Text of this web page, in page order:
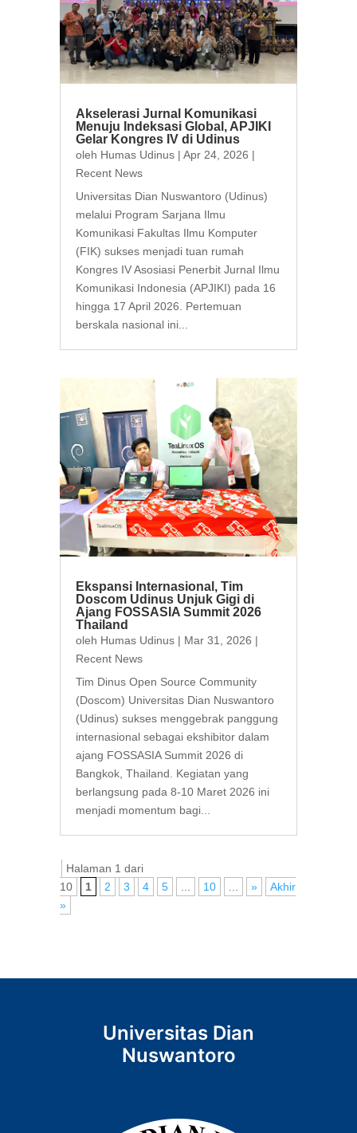
Akselerasi Jurnal Komunikasi
Menuju Indeksasi Global, APJIKI
Gelar Kongres IV di Udinus
oleh Humas Udinus| Apr 24, 2026 |
Recent News
Universitas Dian Nuswantoro (Udinus)
melalui Program Sarjana Ilmu
Komunikasi Fakultas Ilmu Komputer
(FIK) sukses menjadi tuan rumah
Kongres IV Asosiasi Penerbit Jurnal Ilmu
Komunikasi Indonesia (APJIKI) pada 16
hingga 17 April 2026. Pertemuan
berskala nasional ini...
Ekspansi Internasional, Tim
Doscom Udinus Unjuk Gigi di
Ajang FOSSASIA Summit 2026
Thailand
oleh Humas Udinus| Mar 31, 2026 |
Recent News
Tim Dinus Open Source Community
(Doscom) Universitas Dian Nuswantoro
(Udinus) sukses menggebrak panggung
internasional sebagai ekshibitor dalam
ajang FOSSASIA Summit 2026 di
Bangkok, Thailand. Kegiatan yang
berlangsung pada 8-10 Maret 2026 ini
menjadi momentum bagi...
Halaman 1 dari
10
1 2 3 4 5 10 »
Akhir
»
Universitas Dian
Nuswantoro